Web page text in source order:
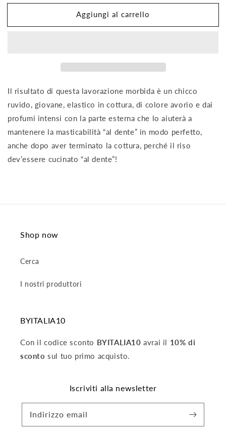
per
Cru
per
Riso
Cru
750gr
Aggiungi al carrello
Il risultato di questa lavorazione morbida è un chicco
ruvido, giovane, elastico in cottura, di colore avorio e dai
profumi intensi con la parte esterna che lo aiuterà a
mantenere la masticabilità “al dente” in modo perfetto,
anche dopo aver terminato la cottura, perché il riso
dev’essere cucinato “al dente”!
Shop now
Cerca
I nostri produttori
BYITALIA10
Con il codice sconto BYITALIA10 avrai il 10% di
sconto sul tuo primo acquisto.
Iscriviti alla newsletter
Indirizzo email